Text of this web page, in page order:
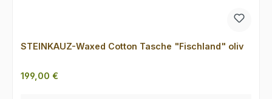
STEINKAUZ-Waxed Cotton Tasche "Fischland" oliv
Regulärer Preis:
199,00 €